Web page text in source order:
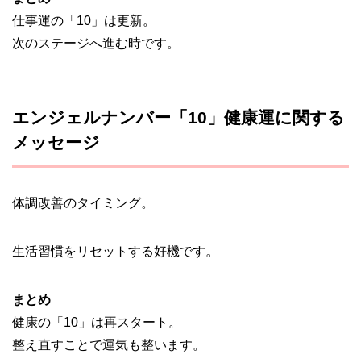
仕事運の「10」は更新。
次のステージへ進む時です。
エンジェルナンバー「10」健康運に関する
メッセージ
体調改善のタイミング。
生活習慣をリセットする好機です。
まとめ
健康の「10」は再スタート。
整え直すことで運気も整います。